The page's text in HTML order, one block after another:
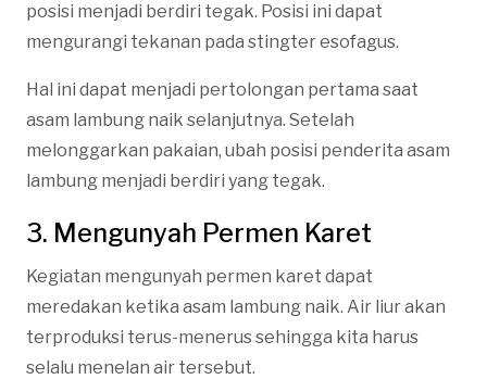
posisi menjadi berdiri tegak. Posisi ini dapat
mengurangi tekanan pada stingter esofagus.
Hal ini dapat menjadi pertolongan pertama saat
asam lambung naik selanjutnya. Setelah
melonggarkan pakaian, ubah posisi penderita asam
lambung menjadi berdiri yang tegak.
3. Mengunyah Permen Karet
Kegiatan mengunyah permen karet dapat
meredakan ketika asam lambung naik. Air liur akan
terproduksi terus-menerus sehingga kita harus
selalu menelan air tersebut.